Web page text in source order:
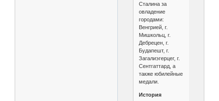
Сталина за
овладение
городами:
Венгрией, г.
Мишкольц, г.
Дебрецен, г.
Будапешт, г.
Загалиэгерцег, г.
Сентгаттард, а
также юбилейные
медали.
История